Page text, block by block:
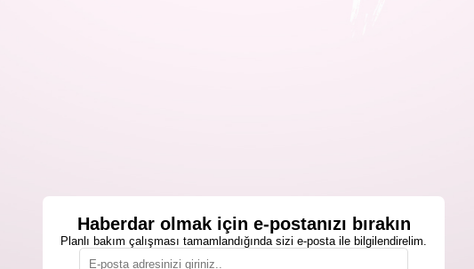
Haberdar olmak için e-postanızı bırakın
Planlı bakım çalışması tamamlandığında sizi e-posta ile bilgilendirelim.